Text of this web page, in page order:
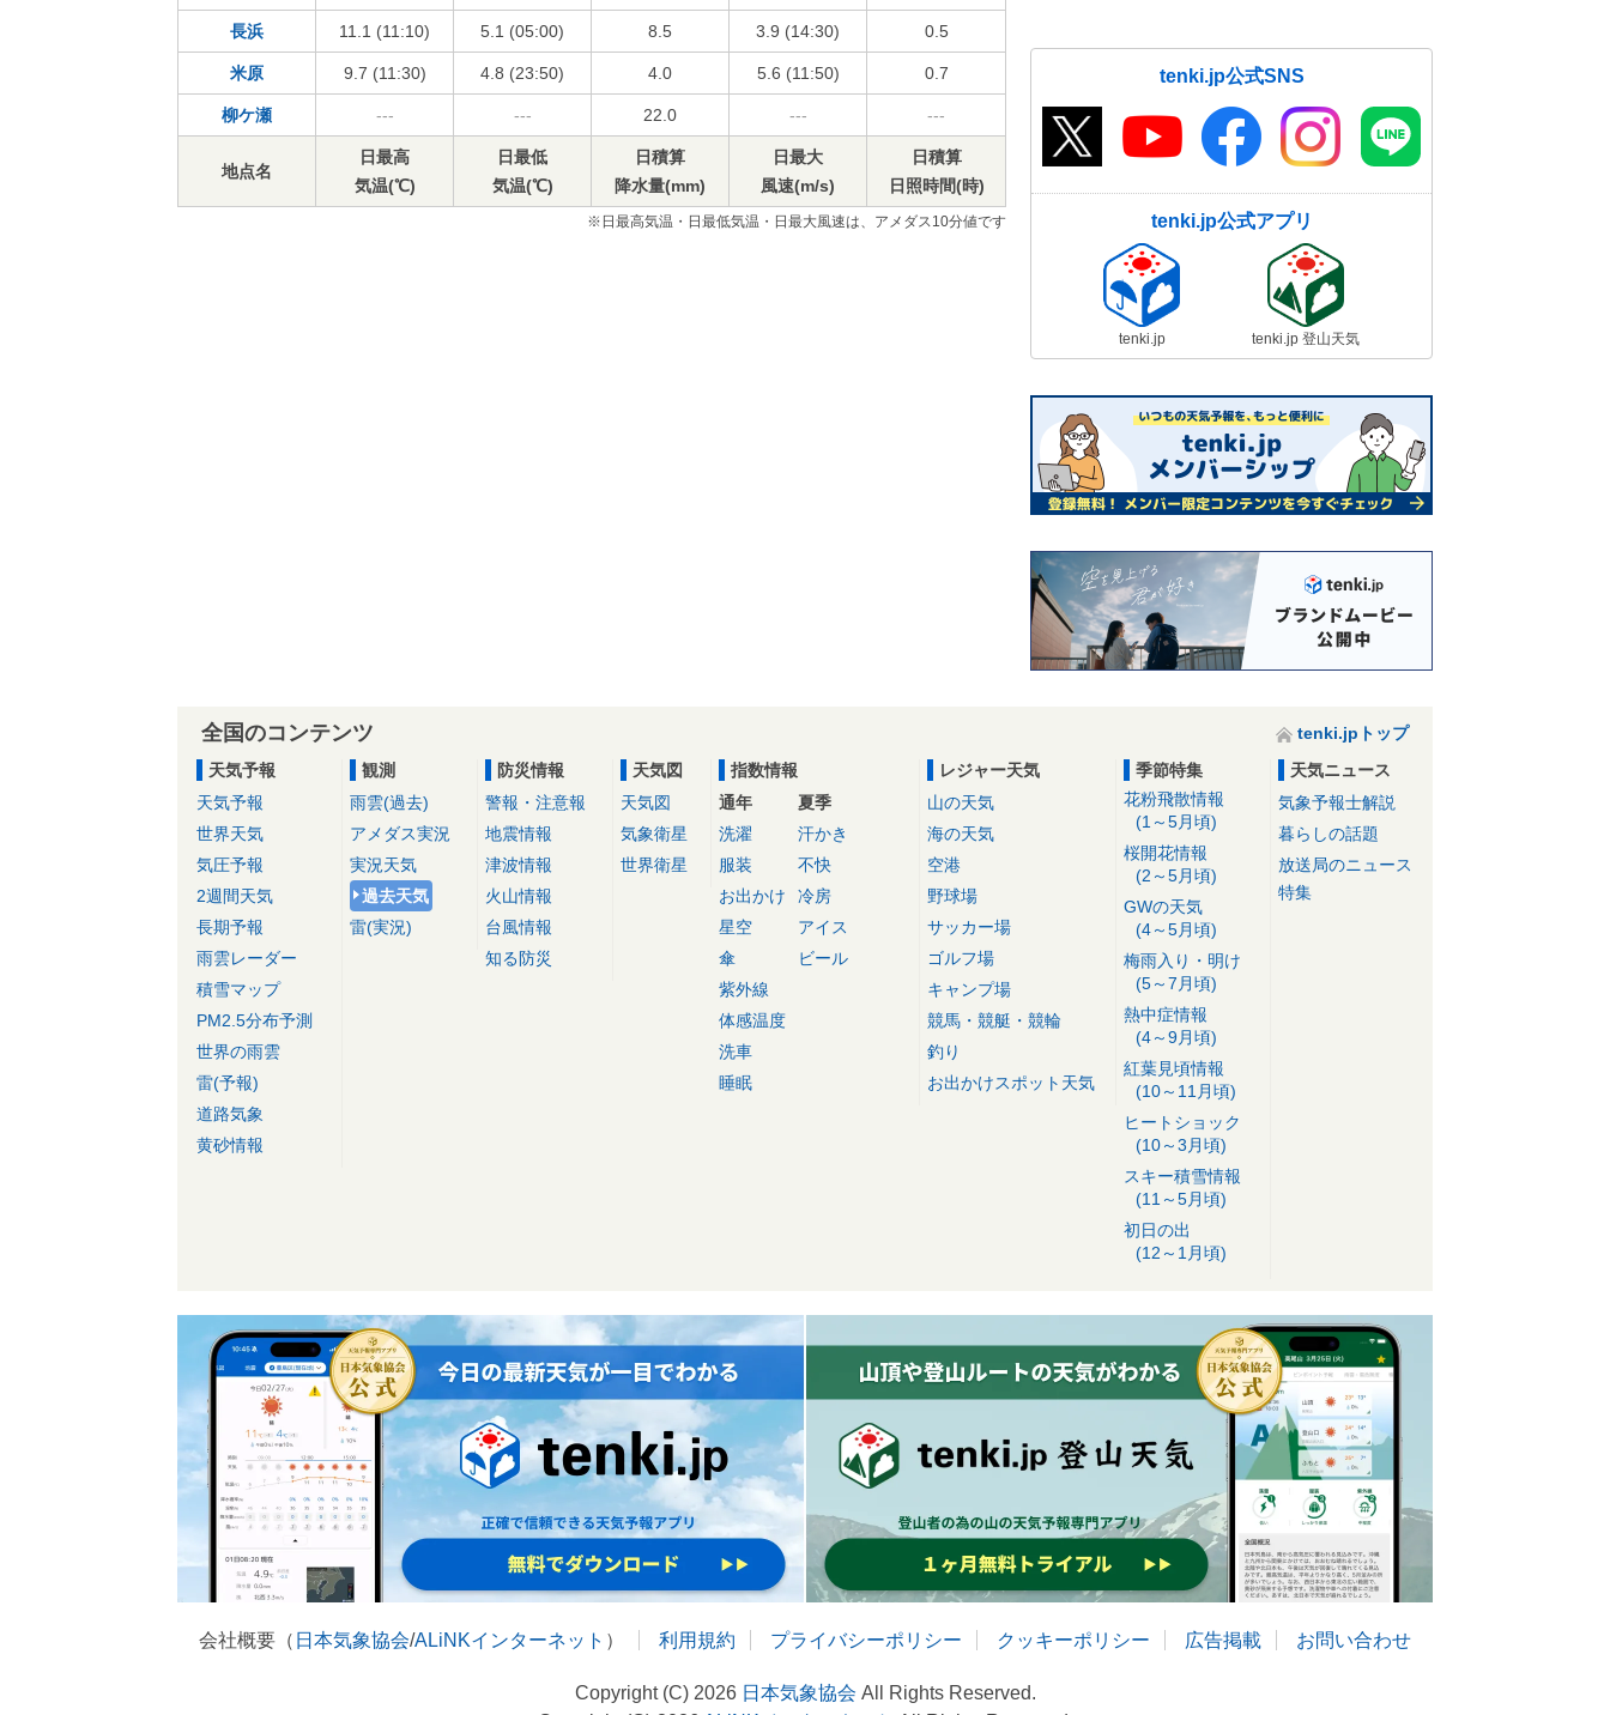
長浜 11.1 (11:10) 5.1 (05:00) 8.5 3.9 (14:30) 0.5
米原 9.7 (11:30) 4.8 (23:50) 4.0 5.6 (11:50) 0.7
柳ケ瀬 --- --- 22.0 --- ---
地点名
日最高
気温(℃)
日最低
気温(℃)
日積算
降水量(mm)
日最大
風速(m/s)
日積算
日照時間(時)
※日最高気温・日最低気温・日最大風速は、アメダス10分値です
tenki.jp公式SNS
tenki.jp公式アプリ
tenki.jp tenki.jp 登山天気
全国のコンテンツ
tenki.jpトップ
天気予報
天気予報
世界天気
気圧予報
2週間天気
長期予報
雨雲レーダー
積雪マップ
PM2.5分布予測
世界の雨雲
雷(予報)
道路気象
黄砂情報
観測
雨雲(過去)
アメダス実況
実況天気
過去天気
雷(実況)
防災情報
警報・注意報
地震情報
津波情報
火山情報
台風情報
知る防災
天気図
天気図
気象衛星
世界衛星
指数情報
通年
洗濯
服装
お出かけ
星空
傘
紫外線
体感温度
洗車
睡眠
夏季
汗かき
不快
冷房
アイス
ビール
レジャー天気
山の天気
海の天気
空港
野球場
サッカー場
ゴルフ場
キャンプ場
競馬・競艇・競輪
釣り
お出かけスポット天気
季節特集
花粉飛散情報
(1～5月頃)
桜開花情報
(2～5月頃)
GWの天気
(4～5月頃)
梅雨入り・明け
(5～7月頃)
熱中症情報
(4～9月頃)
紅葉見頃情報
(10～11月頃)
ヒートショック
(10～3月頃)
スキー積雪情報
(11～5月頃)
初日の出
(12～1月頃)
天気ニュース
気象予報士解説
暮らしの話題
放送局のニュース
特集
会社概要（ 日本気象協会/ALiNKインターネット ） 利用規約 プライバシーポリシー クッキーポリシー 広告掲載 お問い合わせ
Copyright (C) 2026 日本気象協会 All Rights Reserved.